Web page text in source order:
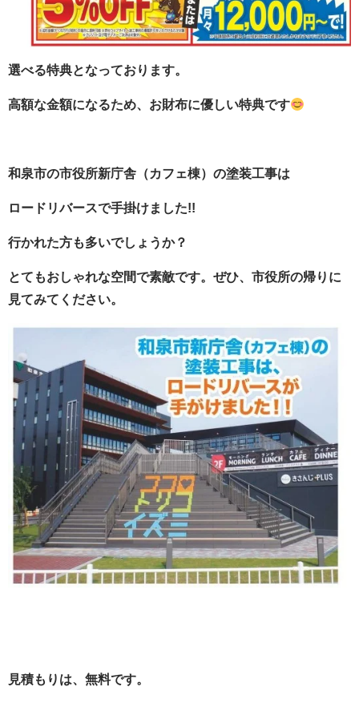
選べる特典となっております。
高額な金額になるため、お財布に優しい特典です
和泉市の市役所新庁舎（カフェ棟）の塗装工事は
ロードリバースで手掛けました!!
行かれた方も多いでしょうか？
とてもおしゃれな空間で素敵です。ぜひ、市役所の帰りに
見てみてください。
見積もりは、無料です。